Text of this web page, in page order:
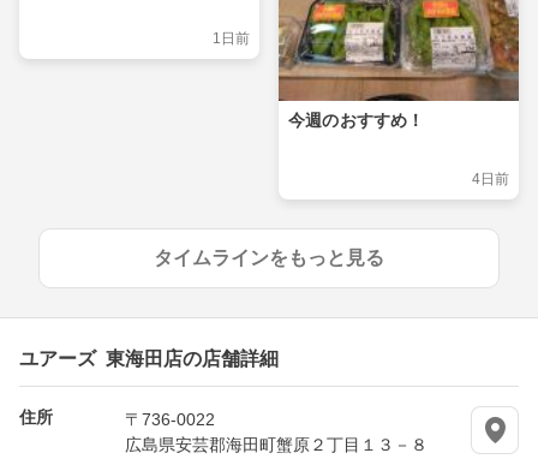
1日前
今週のおすすめ！
4日前
タイムラインをもっと見る
ユアーズ 東海田店の店舗詳細
住所
〒736-0022
広島県安芸郡海田町蟹原２丁目１３－８